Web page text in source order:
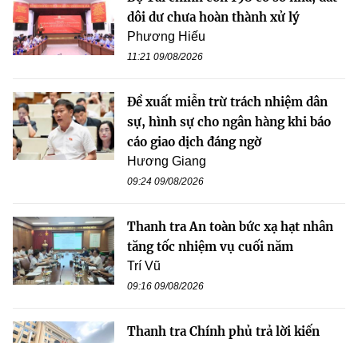
dôi dư chưa hoàn thành xử lý
Phương Hiếu
11:21 09/08/2026
Đề xuất miễn trừ trách nhiệm dân
sự, hình sự cho ngân hàng khi báo
cáo giao dịch đáng ngờ
Hương Giang
09:24 09/08/2026
Thanh tra An toàn bức xạ hạt nhân
tăng tốc nhiệm vụ cuối năm
Trí Vũ
09:16 09/08/2026
Thanh tra Chính phủ trả lời kiến